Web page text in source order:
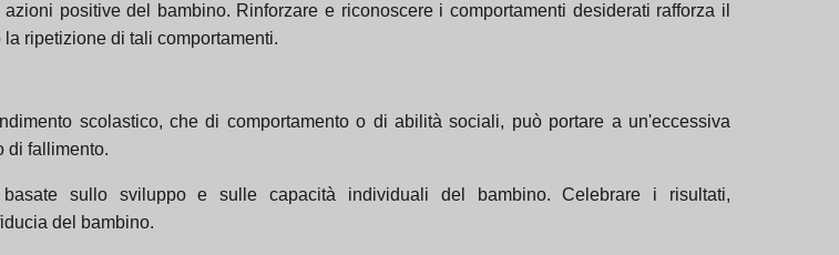
positive del bambino. Rinforzare e riconoscere i comportamenti desiderati rafforza il
ripetizione di tali comportamenti.
scolastico, che di comportamento o di abilità sociali, può portare a un'eccessiva
di fallimento.
basate sullo sviluppo e sulle capacità individuali del bambino. Celebrare i risultati,
del bambino.